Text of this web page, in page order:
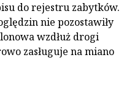
do rejestru zabytków.
nie pozostawiły
wzdłuż drogi
zasługuje na miano